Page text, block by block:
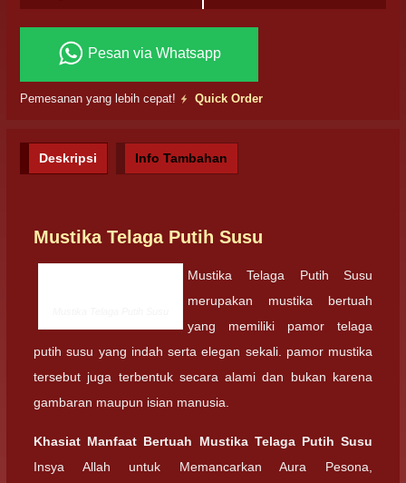
Pesan via Whatsapp
Pemesanan yang lebih cepat! Quick Order
Deskripsi Info Tambahan
Mustika Telaga Putih Susu
Mustika Telaga Putih Susu
merupakan mustika bertuah
yang memiliki pamor telaga
putih susu yang indah serta elegan sekali. pamor mustika
tersebut juga terbentuk secara alami dan bukan karena
gambaran maupun isian manusia.
Khasiat Manfaat Bertuah Mustika Telaga Putih Susu
Insya Allah untuk Memancarkan Aura Pesona,